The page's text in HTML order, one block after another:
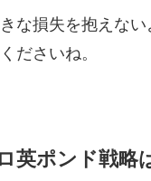
な損失を抱えな
ださいね。
英ポンド戦略